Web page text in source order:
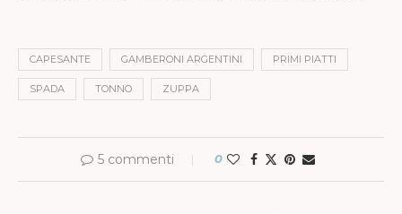
CAPESANTE GAMBERONI ARGENTINI PRIMI PIATTI
SPADA TONNO ZUPPA
5 commenti 0